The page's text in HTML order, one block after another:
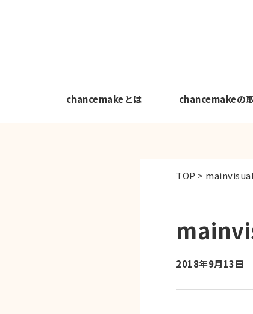
chancemakeとは chancemakeの
TOP >
2018年9月13日